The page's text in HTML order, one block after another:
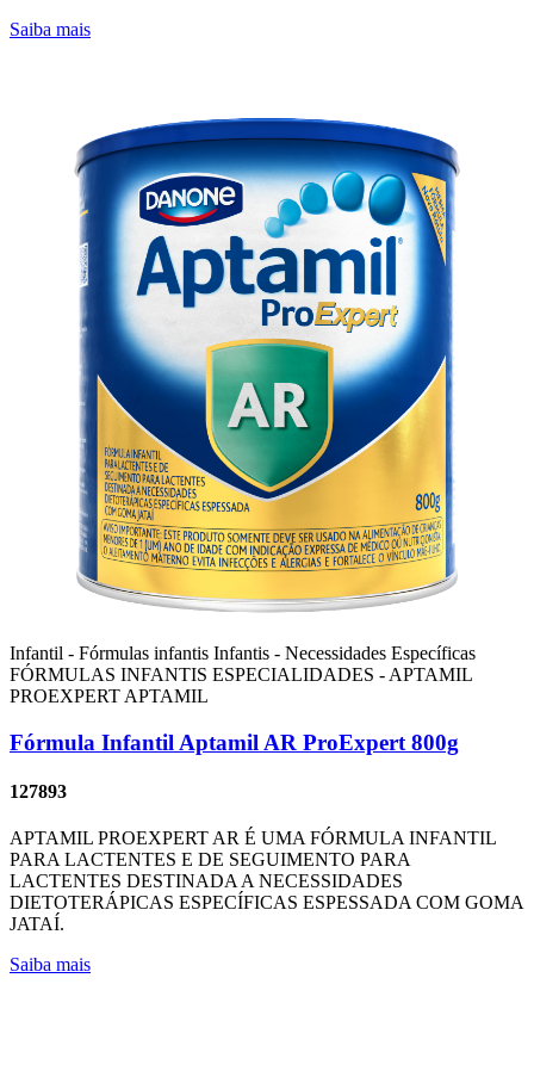
Saiba mais
Infantil - Fórmulas infantis Infantis - Necessidades Específicas
FÓRMULAS INFANTIS ESPECIALIDADES - APTAMIL
PROEXPERT APTAMIL
Fórmula Infantil Aptamil AR ProExpert 800g
127893
APTAMIL PROEXPERT AR É UMA FÓRMULA INFANTIL
PARA LACTENTES E DE SEGUIMENTO PARA
LACTENTES DESTINADA A NECESSIDADES
DIETOTERÁPICAS ESPECÍFICAS ESPESSADA COM GOMA
JATAÍ.
Saiba mais